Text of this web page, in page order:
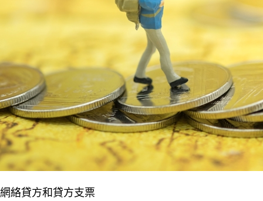
網絡貸方和貸方支票